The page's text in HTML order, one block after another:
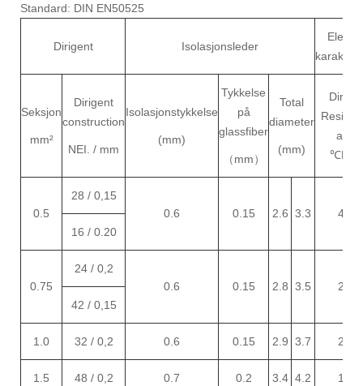
Standard: DIN EN50525
Dirigent Isolasjonsleder
Seksjon
mm²
Dirigent
construction
NEI. / mm
Isolasjonstykkelse
(mm)
Tykkelse
på
glassfiber
（mm）
Total
diameter
(mm)
at 20
℃
0.5
28 / 0,15
0.6
0.15 2.6 3.3
40.1
16 / 0.20
0.75
24 / 0,2
0.6
0.15 2.8 3.5
26.7
42 / 0,15
1.0 32 / 0,2 0.6 0.15 2.9 3.7 20.0
1.5 48 / 0,2 0.7 0.2 3.4 4.2 13.7